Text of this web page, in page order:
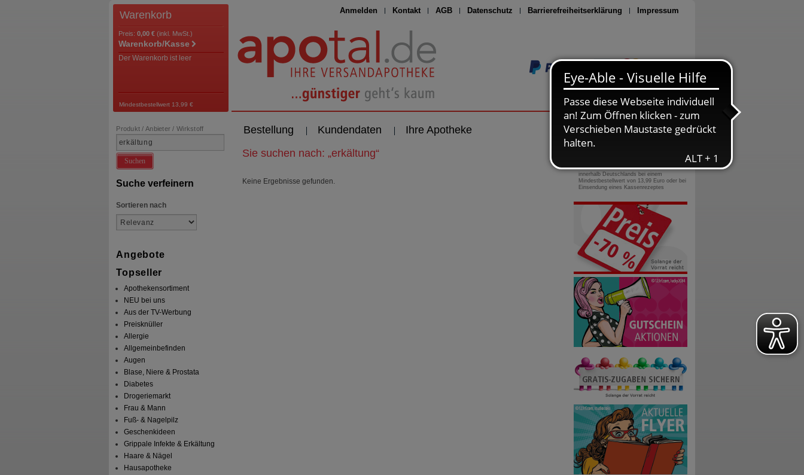
Anmelden Kontakt AGB Datenschutz Barrierefreiheitserklärung Impressum
Seite drucken
Warenkorb
Preis: 0,00 € (inkl. MwSt.)
Warenkorb/Kasse
Der Warenkorb ist leer
Mindestbestellwert 13,99 €
Bestellung Kundendaten Ihre Apotheke
Produkt / Anbieter / Wirkstoff
Suchen
Suche verfeinern
Sortieren nach
Angebote
Topseller
Apothekensortiment
NEU bei uns
Aus der TV-Werbung
Preisknüller
Allergie
Allgemeinbefinden
Augen
Blase, Niere & Prostata
Diabetes
Drogeriemarkt
Frau & Mann
Fuß- & Nagelpilz
Geschenkideen
Grippale Infekte & Erkältung
Haare & Nägel
Hausapotheke
Sie suchen nach: „erkältung“
Keine Ergebnisse gefunden.
0800-10 11 422
gebührenfreie Rufnummer
innerhalb Deutschlands bei einem
Mindestbestellwert von 13,99 Euro oder bei
Einsendung eines Kassenrezeptes